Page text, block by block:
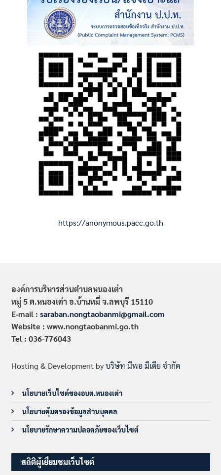
https://anonymous.pacc.go.th
องค์การบริหารส่วนตำบลหนองเต่า
หมู่ 5 ต.หนองเต่า อ.บ้านหมี่ จ.ลพบุรี 15110
E-mail : saraban.nongtaobanmi@gmail.com
Website : www.nongtaobanmi.go.th
Tel : 036-776043
Hosting & Development byบริษัท มีพอ มีเดีย จำกัด
นโยบายเว็บไซต์ของอบต.หนองเต่า
นโยบายคุ้มครองข้อมูลส่วนบุคคล
นโยบายรักษาความปลอดภัยของเว็บไซต์
สถิติผู้เยี่ยมชมเว็บไซต์